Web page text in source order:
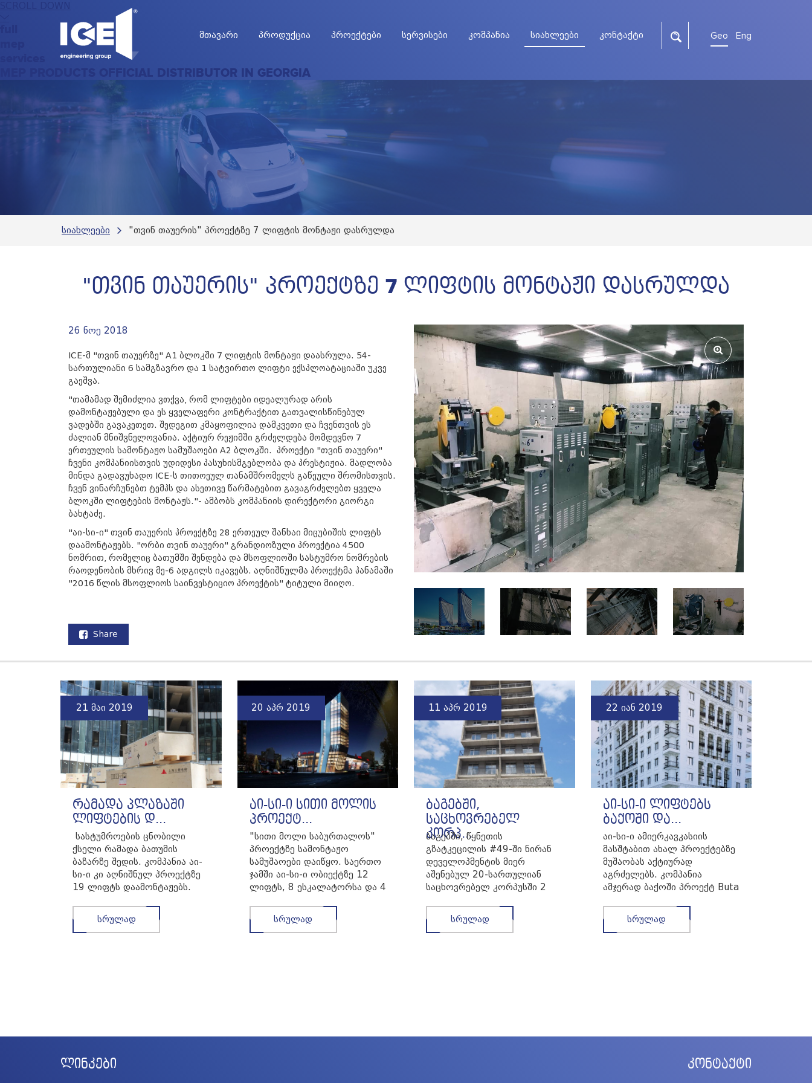
მთავარი პროდუქცია პროექტები სერვისები კომპანია სიახლეები კონტაქტი Geo Eng
MEP PRODUCTS OFFICIAL DISTRIBUTOR IN GEORGIA
სიახლეები "თვინ თაუერის" პროექტზე 7 ლიფტის მონტაჟი დასრულდა
"თვინ თაუერის" პროექტზე 7 ლიფტის მონტაჟი დასრულდა
26 ნოე 2018
ICE-მ "თვინ თაუერზე" A1 ბლოკში 7 ლიფტის მონტაჟი დაასრულა. 54-
სართულიანი 6 სამგზავრო და 1 სატვირთო ლიფტი ექსპლოატაციაში უკვე
გაეშვა.
"თამამად შემიძლია ვთქვა, რომ ლიფტები იდეალურად არის
დამონტაჟებული და ეს ყველაფერი კონტრაქტით გათვალისწინებულ
ვადებში გავაკეთეთ. შედეგით კმაყოფილია დამკვეთი და ჩვენთვის ეს
ძალიან მნიშვნელოვანია. აქტიურ რეჟიმში გრძელდება მომდევნო 7
ერთეულის სამონტაჟო სამუშაოები A2 ბლოკში. პროექტი "თვინ თაუერი"
ჩვენი კომპანიისთვის უდიდესი პასუხისმგებლობა და პრესტიჟია. მადლობა
მინდა გადავუხადო ICE-ს თითოეულ თანამშრომელს გაწეული შრომისთვის.
ჩვენ ვინარჩუნებთ ტემპს და ასეთივე წარმატებით გავაგრძელებთ ყველა
ბლოკში ლიფტების მონტაჟს."- ამბობს კომპანიის დირექტორი გიორგი
ბახტაძე.
"აი-სი-ი" თვინ თაუერის პროექტზე 28 ერთეულ შანხაი მიცუბიშის ლიფტს
დაამონტაჟებს. "ორბი თვინ თაუერი" გრანდიოზული პროექტია 4500
ნომრით, რომელიც ბათუმში შენდება და მსოფლიოში სასტუმრო ნომრების
რაოდენობის მხრივ მე-6 ადგილს იკავებს. აღნიშნულმა პროექტმა პანამაში
"2016 წლის მსოფლიოს საინვესტიციო პროექტის" ტიტული მიიღო.
Share
21 მაი 2019
რამადა პლაზაში
ლიფტების დ...
სასტუმროების ცნობილი
ქსელი რამადა ბათუმის
ბაზარზე შედის. კომპანია აი-
სი-ი კი აღნიშნულ პროექტზე
19 ლიფტს დაამონტაჟებს.
სრულად
20 აპრ 2019
აი-სი-ი სითი მოლის
პროექტ...
"სითი მოლი საბურთალოს"
პროექტზე სამონტაჟო
სამუშაოები დაიწყო. საერთო
ჯამში აი-სი-ი ობიექტზე 12
ლიფტს, 8 ესკალატორსა და 4
სრულად
11 აპრ 2019
ბაგებში,
საცხოვრებელ
კორპ...
ბაგებში, წყნეთის
გზატკეცილის #49-ში ნირან
დეველოპმენტის მიერ
აშენებულ 20-სართულიან
საცხოვრებელ კორპუსში 2
დასრულდა.⚒ ობიე...
სრულად
22 იან 2019
აი-სი-ი ლიფტებს
ბაქოში და...
აი-სი-ი ამიერკავკასიის
მასშტაბით ახალ პროექტებზე
მუშაობას აქტიურად
აგრძელებს. კომპანია
ამჯერად ბაქოში პროექტ Buta
რომელიც 16-ს...
სრულად
ლინკები კონტაქტი